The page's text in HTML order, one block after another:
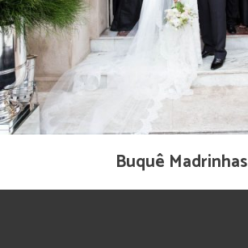
Buquê Madrinhas